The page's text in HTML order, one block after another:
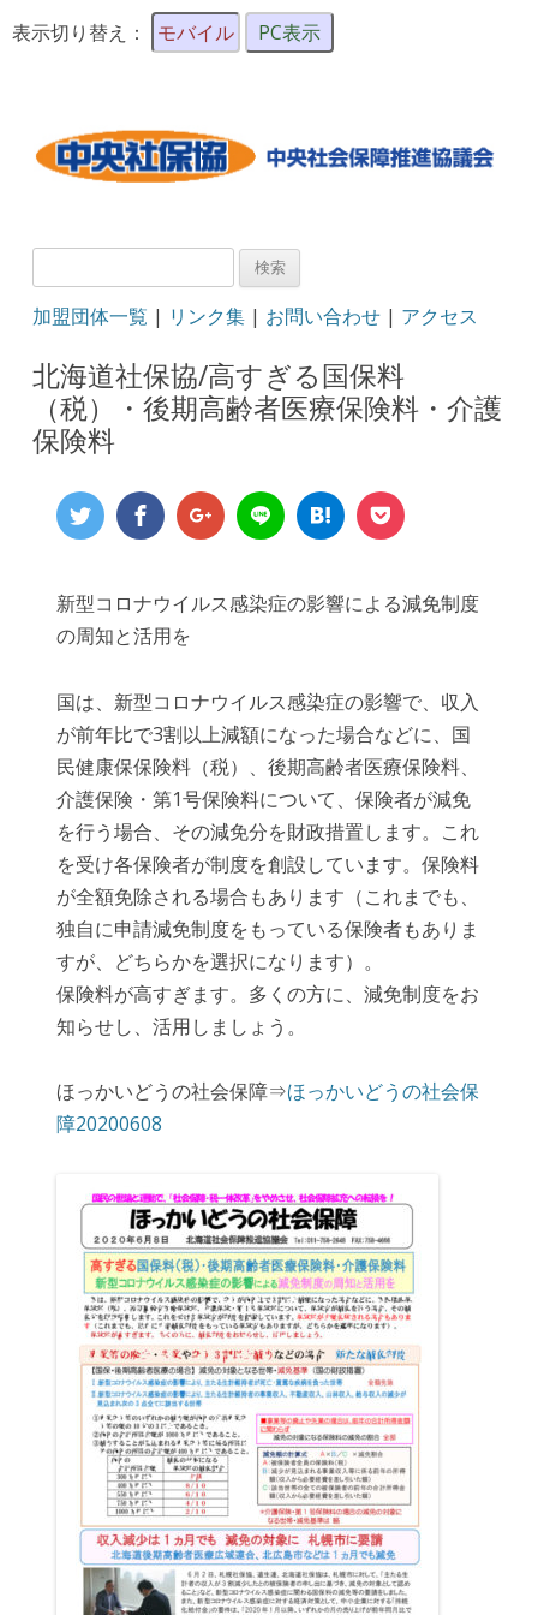
表示切り替え： モバイル PC表示
検
加盟団体一覧 | リンク集 | お問い合わせ | アクセス
北海道社保協/高すぎる国保料
（税）・後期高齢者医療保険料・介護
保険料
新型コロナウイルス感染症の影響による減免制度
の周知と活用を
国は、新型コロナウイルス感染症の影響で、収入
が前年比で3割以上減額になった場合などに、国
民健康保保険料（税）、後期高齢者医療保険料、
介護保険・第1号保険料について、保険者が減免
を行う場合、その減免分を財政措置します。これ
を受け各保険者が制度を創設しています。保険料
が全額免除される場合もあります（これまでも、
独自に申請減免制度をもっている保険者もありま
すが、どちらかを選択になります）。
保険料が高すぎます。多くの方に、減免制度をお
知らせし、活用しましょう。
ほっかいどうの社会保障⇒ほっかいどうの社会保
障20200608